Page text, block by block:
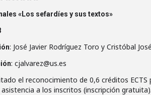
«Los sefardíes y sus textos»
: José Javier Rodríguez Toro y Cristóbal
: cjalvarez@us.es
el reconocimiento de 0,6 créditos
a los inscritos (inscripción gratuita).